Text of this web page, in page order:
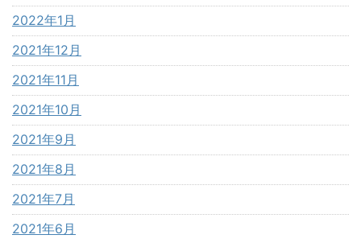
2022年1月
2021年12月
2021年11月
2021年10月
2021年9月
2021年8月
2021年7月
2021年6月